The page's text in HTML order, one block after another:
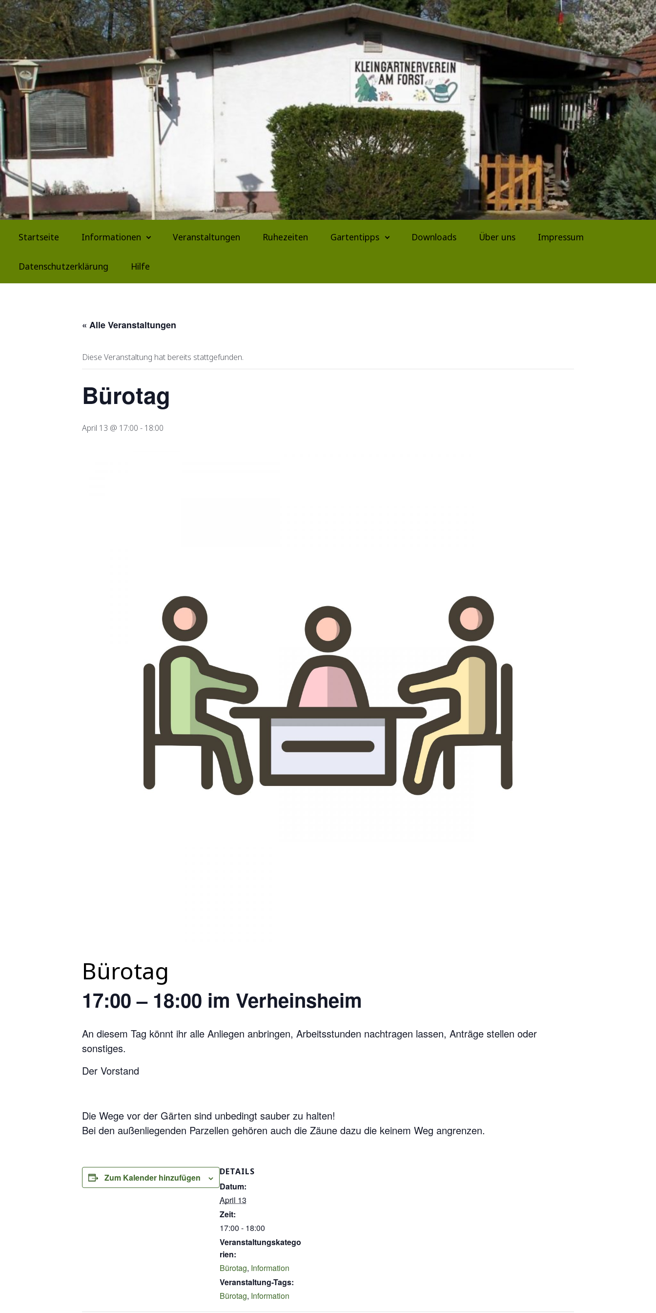
Zum Hauptinhalt springen
Startseite Informationen Veranstaltungen Ruhezeiten Gartentipps Downloads Über uns Impressum
Datenschutzerklärung Hilfe
« Alle Veranstaltungen
Diese Veranstaltung hat bereits stattgefunden.
Bürotag
April 13 @ 17:00 - 18:00
Bürotag
17:00 – 18:00 im Verheinsheim
An diesem Tag könnt ihr alle Anliegen anbringen, Arbeitsstunden nachtragen lassen, Anträge stellen oder
sonstiges.
Der Vorstand
Die Wege vor der Gärten sind unbedingt sauber zu halten!
Bei den außenliegenden Parzellen gehören auch die Zäune dazu die keinem Weg angrenzen.
Zum Kalender hinzufügen
DETAILS
Datum:
April 13
Zeit:
17:00 - 18:00
Veranstaltungskatego
rien:
Bürotag, Information
Veranstaltung-Tags:
Bürotag, Information